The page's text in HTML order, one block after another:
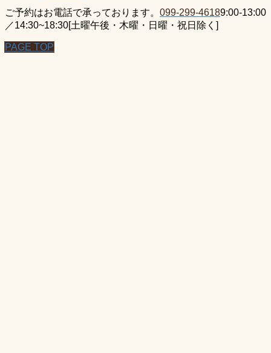
ご予約はお電話で承っております。 099-299-46189:00-13:00
／14:30~18:30[土曜午後・木曜・日曜・祝日除く]
PAGE TOP